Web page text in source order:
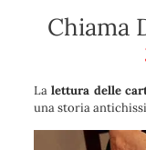
Chiama
Lalettura delle
una storia